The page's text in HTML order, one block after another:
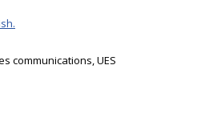
communications, UES